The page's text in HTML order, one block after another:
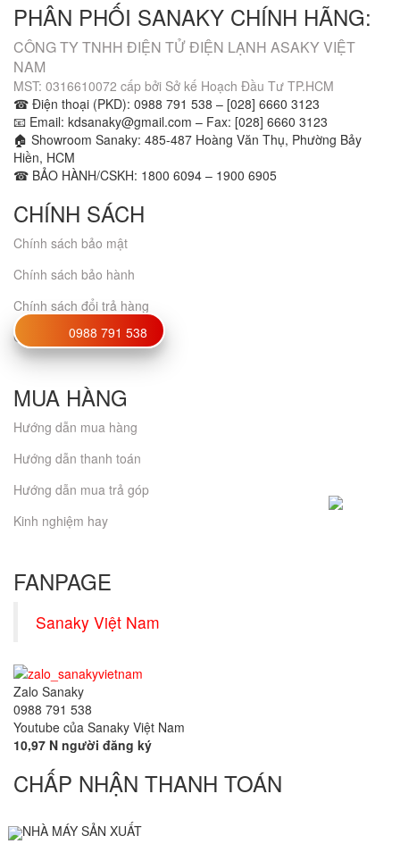
PHÂN PHỐI SANAKY CHÍNH HÃNG:
CÔNG TY TNHH ĐIỆN TỬ ĐIỆN LẠNH ASAKY VIỆT
NAM
MST: 0316610072 cấp bởi Sở kế Hoạch Đầu Tư TP.HCM
☎ Điện thoại (PKD): 0988 791 538 – [028] 6660 3123
📧 Email: kdsanaky@gmail.com – Fax: [028] 6660 3123
🏠 Showroom Sanaky: 485-487 Hoàng Văn Thụ, Phường Bảy
Hiền, HCM
☎ BẢO HÀNH/CSKH: 1800 6094 – 1900 6905
CHÍNH SÁCH
Chính sách bảo mật
Chính sách bảo hành
Chính sách đổi trả hàng
Chứng nhận
MUA HÀNG
Hướng dẫn mua hàng
Hướng dẫn thanh toán
Hướng dẫn mua trả góp
Kinh nghiệm hay
FANPAGE
Sanaky Việt Nam
Zalo Sanaky
0988 791 538
Youtube của Sanaky Việt Nam
10,97 N người đăng ký
CHẤP NHẬN THANH TOÁN
NHÀ MÁY SẢN XUẤT
0988 791 538